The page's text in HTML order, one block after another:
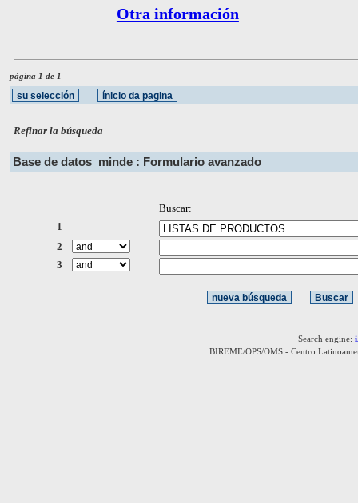
Otra información
página 1 de 1
Refinar la búsqueda
Base de datos minde : Formulario avanzado
Buscar:
1
2
3
Search engine:
BIREME/OPS/OMS - Centro